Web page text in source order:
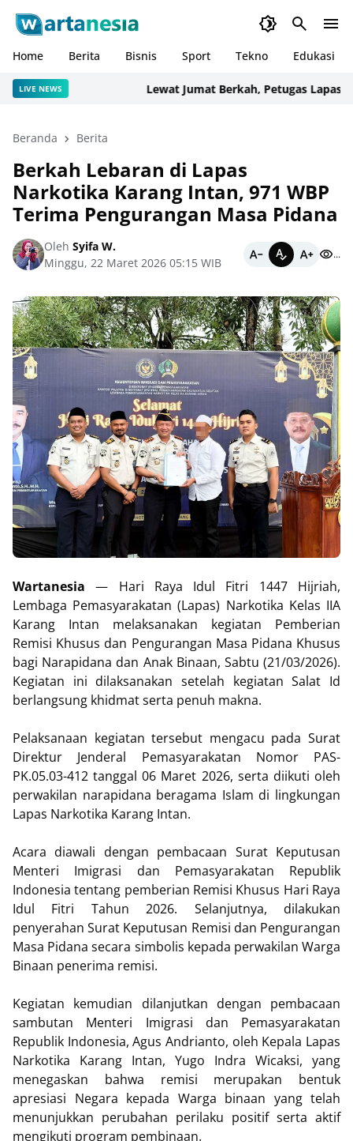
Home Berita Bisnis Sport Tekno Edukasi
LIVE NEWS Lewat Jumat Berkah, Petugas Lapas
Beranda Berita
Berkah Lebaran di Lapas
Narkotika Karang Intan, 971 WBP
Terima Pengurangan Masa Pidana
Oleh Syifa W.
Minggu, 22 Maret 2026 05:15 WIB
...
Wartanesia— Hari Raya Idul Fitri 1447 Hijriah,
Lembaga Pemasyarakatan (Lapas) Narkotika Kelas IIA
Karang Intan melaksanakan kegiatan Pemberian
Remisi Khusus dan Pengurangan Masa Pidana Khusus
bagi Narapidana dan Anak Binaan, Sabtu (21/03/2026).
Kegiatan ini dilaksanakan setelah kegiatan Salat Id
berlangsung khidmat serta penuh makna.
Pelaksanaan kegiatan tersebut mengacu pada Surat
Direktur Jenderal Pemasyarakatan Nomor PAS-
PK.05.03-412 tanggal 06 Maret 2026, serta diikuti oleh
perwakilan narapidana beragama Islam di lingkungan
Lapas Narkotika Karang Intan.
Acara diawali dengan pembacaan Surat Keputusan
Menteri Imigrasi dan Pemasyarakatan Republik
Indonesia tentang pemberian Remisi Khusus Hari Raya
Idul Fitri Tahun 2026. Selanjutnya, dilakukan
penyerahan Surat Keputusan Remisi dan Pengurangan
Masa Pidana secara simbolis kepada perwakilan Warga
Binaan penerima remisi.
Kegiatan kemudian dilanjutkan dengan pembacaan
sambutan Menteri Imigrasi dan Pemasyarakatan
Republik Indonesia, Agus Andrianto, oleh Kepala Lapas
Narkotika Karang Intan, Yugo Indra Wicaksi, yang
menegaskan bahwa remisi merupakan bentuk
apresiasi Negara kepada Warga binaan yang telah
menunjukkan perubahan perilaku positif serta aktif
mengikuti program pembinaan.